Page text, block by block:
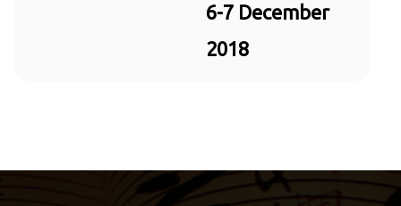
6-7 December
2018